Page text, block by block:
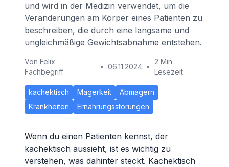
und wird in der Medizin verwendet, um die
Veränderungen am Körper eines Patienten zu
beschreiben, die durch eine langsame und
ungleichmäßige Gewichtsabnahme entstehen.
Von Felix
Fachbegriff
• 06.11.2024 •
2 Min.
Lesezeit
kachektisch Magerkeit
Abmagern
Krankheiten
Ernährungsstörungen
Wenn du einen Patienten kennst, der
kachektisch aussieht, ist es wichtig zu
verstehen, was dahinter steckt. Kachektisch